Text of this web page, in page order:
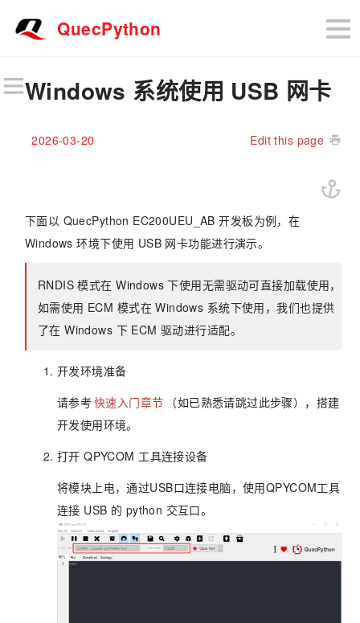
QuecPython
Windows 系统使用 USB 网卡
2026-03-20 Edit this page
下面以 QuecPython EC200UEU_AB 开发板为例，在
Windows 环境下使用 USB 网卡功能进行演示。
RNDIS 模式在 Windows 下使用无需驱动可直接加载使用，
如需使用 ECM 模式在 Windows 系统下使用，我们也提供
了在 Windows 下 ECM 驱动进行适配。
开发环境准备
请参考快速入门章节 （如已熟悉请跳过此步骤），搭建
开发使用环境。
打开 QPYCOM 工具连接设备
将模块上电，通过USB口连接电脑，使用QPYCOM工具
连接 USB 的 python 交互口。